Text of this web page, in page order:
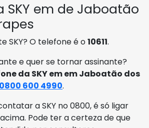
SKY em de Jaboatão
SKY? O telefone é o10611.
e quer se tornar assinante?
da SKY em em Jaboatão dos
0800 600 4990.
a SKY no 0800, é só ligar
Pode ter a certeza de que